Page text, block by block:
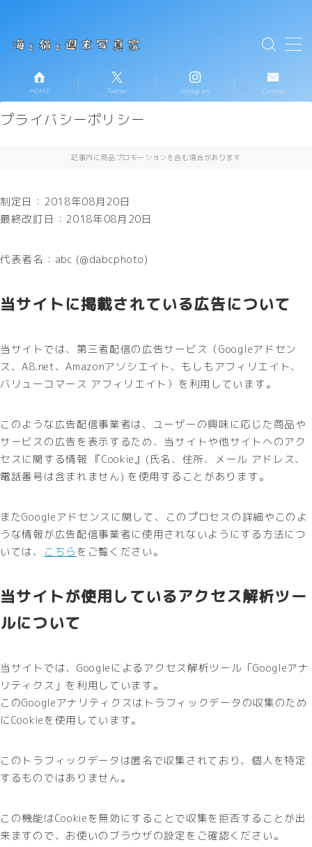
MENU
HOME
プロフィール
コンタクト
HOME Twitter Instagram Contact
プライバシーポリシー
記事内に商品プロモーションを含む場合があります
制定日：2018年08月20日
最終改訂日：2018年08月20日
代表者名：abc (@dabcphoto)
当サイトに掲載されている広告について
当サイトでは、第三者配信の広告サービス（Googleアドセン
ス、A8.net、Amazonアソシエイト、もしもアフィリエイト、
バリューコマース アフィリエイト）を利用しています。
このような広告配信事業者は、ユーザーの興味に応じた商品や
サービスの広告を表示するため、当サイトや他サイトへのアク
セスに関する情報 『Cookie』(氏名、住所、メール アドレス、
電話番号は含まれません) を使用することがあります。
またGoogleアドセンスに関して、このプロセスの詳細やこのよ
うな情報が広告配信事業者に使用されないようにする方法につ
いては、
こちらをご覧ください。
当サイトが使用しているアクセス解析ツー
ルについて
当サイトでは、Googleによるアクセス解析ツール「Googleアナ
リティクス」を利用しています。
このGoogleアナリティクスはトラフィックデータの収集のため
にCookieを使用しています。
このトラフィックデータは匿名で収集されており、個人を特定
するものではありません。
この機能はCookieを無効にすることで収集を拒否することが出
来ますので、お使いのブラウザの設定をご確認ください。